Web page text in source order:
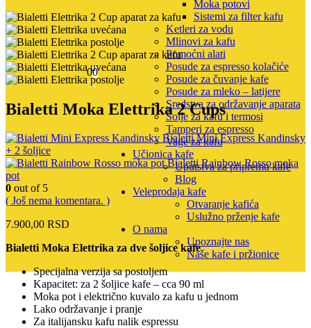
Moka potovi
Sistemi za filter kafu
Ketleri za vodu
Mlinovi za kafu
Pomoćni alati
Posude za espresso kolačiće
Posude za čuvanje kafe
Posude za mleko – latijere
Sredstva za održavanje aparata
Šolje za kafu i termosi
Tamperi za espresso
Vage za kafu
Učionica kafe
Uputstva za pripremu kafe
Blog
Veleprodaja kafe
Otvaranje kafića
Uslužno prženje kafe
O nama
Upoznajte nas
Naše kafe i pržionice
0
0
Bialetti Moka Elettrika 2 Cups
Bialetti Mini Express Kandinsky
+ 2 šoljice
Bialetti Rainbow Rosso moka
pot
0 out of 5
( Još nema komentara. )
7.900,00 RSD
Bialetti Moka Elettrika za dve šoljice kafe
Specijalna verzija sa postoljem
Kapacitet: za 2 šoljice kafe – cca 90 ml
Moka pot i električno kuvalo za kafu u jednom
Lako održavanje i pranje
Za italijansku kafu nalik espressu